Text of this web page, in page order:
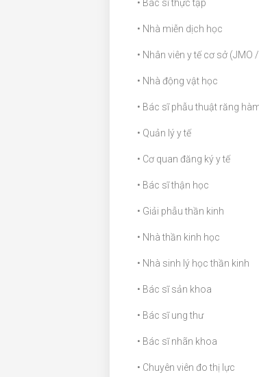
• Bác sĩ thực tập
• Nhà miễn dịch học
• Nhân viên y tế cơ sở (JMO
• Nhà động vật học
• Bác sĩ phẫu thuật răng
• Quản lý y tế
• Cơ quan đăng ký y tế
• Bác sĩ thận học
• Giải phẫu thần kinh
• Nhà thần kinh học
• Nhà sinh lý học thần kinh
• Bác sĩ sản khoa
• Bác sĩ ung thư
• Bác sĩ nhãn khoa
• Chuyên viên đo thị lực